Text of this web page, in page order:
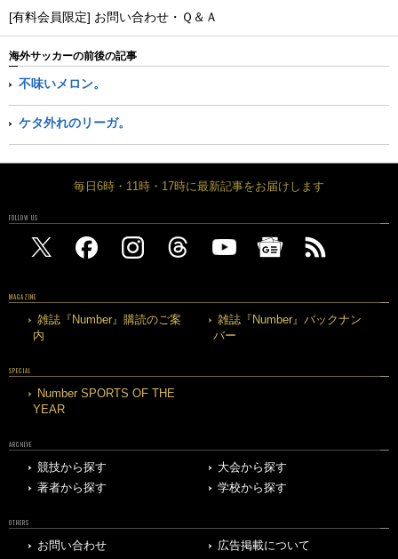
[有料会員限定] お問い合わせ・Ｑ＆Ａ
海外サッカーの前後の記事
不味いメロン。
ケタ外れのリーガ。
毎日6時・11時・17時に最新記事をお届けします
FOLLOW US
MAGAZINE
雑誌『Number』購読のご案
内
雑誌『Number』バックナン
バー
SPECIAL
Number SPORTS OF THE
YEAR
ARCHIVE
競技から探す
大会から探す
著者から探す
学校から探す
OTHERS
お問い合わせ 広告掲載について